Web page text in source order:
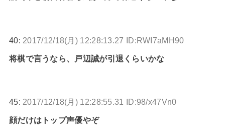
40: 2017/12/18(月) 12:28:13.27 ID:RWI7aMH90
将棋で言うなら、戸辺誠が引退くらいかな
45: 2017/12/18(月) 12:28:55.31 ID:98/x47Vn0
顔だけはトップ声優やぞ